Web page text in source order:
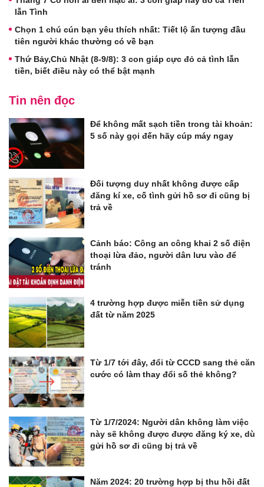
lẫn Tình
Chọn 1 chú cún bạn yêu thích nhất: Tiết lộ ấn tượng đầu
tiên người khác thường có về bạn
Thứ Bảy,Chủ Nhật (8-9/8): 3 con giáp cực đỏ cả tình lẫn
tiền, biết điều này có thể bật mạnh
Tin nên đọc
Để không mất sạch tiền trong tài khoản:
5 số này gọi đến hãy cúp máy ngay
Đối tượng duy nhất không được cấp
đăng kí xe, cố tình gửi hồ sơ đi cũng bị
trả về
Cảnh báo: Công an công khai 2 số điện
thoại lừa đảo, người dân lưu vào để
tránh
4 trường hợp được miễn tiền sử dụng
đất từ năm 2025
Từ 1/7 tới đây, đổi từ CCCD sang thẻ căn
cước có làm thay đổi số thẻ không?
Từ 1/7/2024: Người dân không làm việc
này sẽ không được được đăng ký xe, dù
gửi hồ sơ đi cũng bị trả về
Năm 2024: 20 trường hợp bị thu hồi đất